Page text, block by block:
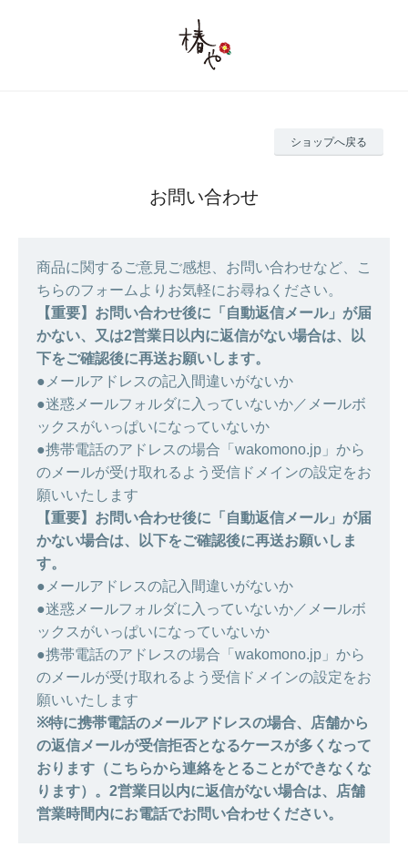
ショップへ戻る
お問い合わせ
商品に関するご意見ご感想、お問い合わせなど、こ
ちらのフォームよりお気軽にお尋ねください。
【重要】お問い合わせ後に「自動返信メール」が届
かない、又は2営業日以内に返信がない場合は、以
下をご確認後に再送お願いします。
●メールアドレスの記入間違いがないか
●迷惑メールフォルダに入っていないか／メールボ
ックスがいっぱいになっていないか
●携帯電話のアドレスの場合「wakomono.jp」から
のメールが受け取れるよう受信ドメインの設定をお
願いいたします
【重要】お問い合わせ後に「自動返信メール」が届
かない場合は、以下をご確認後に再送お願いしま
す。
●メールアドレスの記入間違いがないか
●迷惑メールフォルダに入っていないか／メールボ
ックスがいっぱいになっていないか
●携帯電話のアドレスの場合「wakomono.jp」から
のメールが受け取れるよう受信ドメインの設定をお
願いいたします
※特に携帯電話のメールアドレスの場合、店舗から
の返信メールが受信拒否となるケースが多くなって
おります（こちらから連絡をとることができなくな
ります）。2営業日以内に返信がない場合は、店舗
営業時間内にお電話でお問い合わせください。